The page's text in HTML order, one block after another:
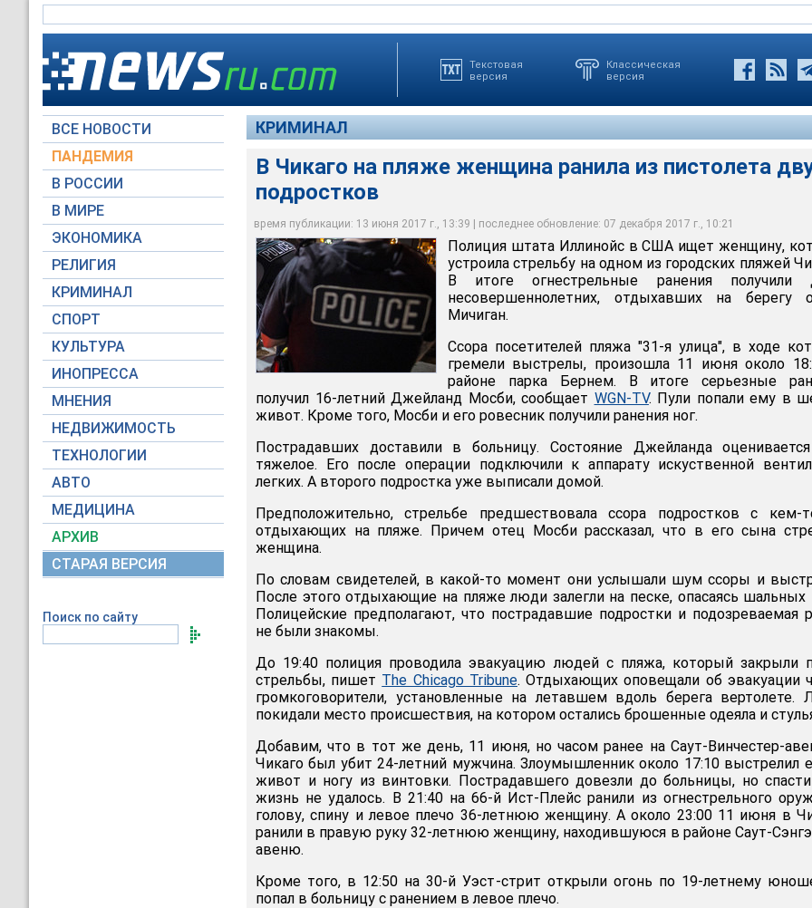
Текстовая
версия
Классическая
версия
ВСЕ НОВОСТИ
ПАНДЕМИЯ
В РОССИИ
В МИРЕ
ЭКОНОМИКА
РЕЛИГИЯ
КРИМИНАЛ
СПОРТ
КУЛЬТУРА
ИНОПРЕССА
МНЕНИЯ
НЕДВИЖИМОСТЬ
ТЕХНОЛОГИИ
АВТО
МЕДИЦИНА
АРХИВ
СТАРАЯ ВЕРСИЯ
Поиск по сайту
КРИМИНАЛ
В Чикаго на пляже женщина ранила из пистолета
подростков
время публикации: 13 июня 2017 г., 13:39 | последнее обновление: 07 декабря 2017 г., 10:21
Полиция штата Иллинойс в США ищет женщину, которая устроила стрельбу на одном
из городских пляжей Чикаго
Reuters
Полиция штата Иллинойс в США ищет женщину,
устроила стрельбу на одном из городских пляжей
В итоге огнестрельные ранения получили
несовершеннолетних, отдыхавших на берегу
Мичиган.
Ссора посетителей пляжа "31-я улица", в ходе
гремели выстрелы, произошла 11 июня около
районе парка Бернем. В итоге серьезные
получил 16-летний Джейланд Мосби, сообщает WGN-TV. Пули попали ему в
живот. Кроме того, Мосби и его ровесник получили ранения ног.
Пострадавших доставили в больницу. Состояние Джейланда
тяжелое. Его после операции подключили к аппарату искуственной
легких. А второго подростка уже выписали домой.
Предположительно, стрельбе предшествовала ссора подростков с кем-
отдыхающих на пляже. Причем отец Мосби рассказал, что в его сына
женщина.
По словам свидетелей, в какой-то момент они услышали шум ссоры и
После этого отдыхающие на пляже люди залегли на песке, опасаясь шальных
Полицейские предполагают, что пострадавшие подростки и подозреваемая
не были знакомы.
До 19:40 полиция проводила эвакуацию людей с пляжа, который закрыли
стрельбы, пишет The Chicago Tribune. Отдыхающих оповещали об эвакуации
громкоговорители, установленные на летавшем вдоль берега вертолете.
покидали место происшествия, на котором остались брошенные одеяла и
Добавим, что в тот же день, 11 июня, но часом ранее на Саут-Винчестер-
Чикаго был убит 24-летний мужчина. Злоумышленник около 17:10 выстрелил
живот и ногу из винтовки. Пострадавшего довезли до больницы, но
жизнь не удалось. В 21:40 на 66-й Ист-Плейс ранили из огнестрельного
голову, спину и левое плечо 36-летнюю женщину. А около 23:00 11 июня в
ранили в правую руку 32-летнюю женщину, находившуюся в районе Саут-
авеню.
Кроме того, в 12:50 на 30-й Уэст-стрит открыли огонь по 19-летнему
попал в больницу с ранением в левое плечо.